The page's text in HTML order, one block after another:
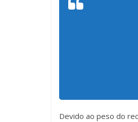
Devido ao peso do